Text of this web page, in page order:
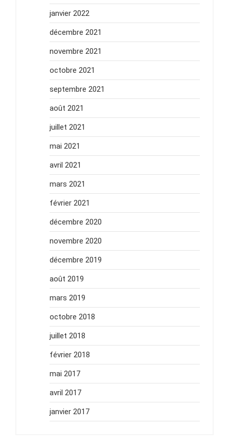
janvier 2022
décembre 2021
novembre 2021
octobre 2021
septembre 2021
août 2021
juillet 2021
mai 2021
avril 2021
mars 2021
février 2021
décembre 2020
novembre 2020
décembre 2019
août 2019
mars 2019
octobre 2018
juillet 2018
février 2018
mai 2017
avril 2017
janvier 2017